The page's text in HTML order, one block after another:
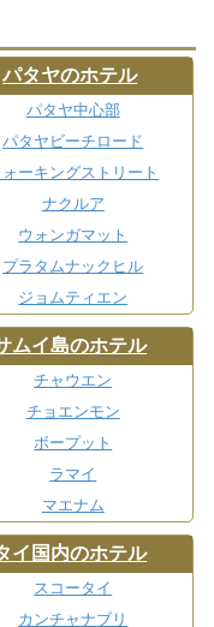
パタヤのホテル
パタヤ中心部
パタヤビーチロード
ォーキングストリート
ナクルア
ウォンガマット
プラタムナックヒル
ジョムティエン
ムイ島のホテル
チャウエン
チョエンモン
ボープット
ラマイ
マエナム
イ国内のホテル
スコータイ
カンチャナブリ